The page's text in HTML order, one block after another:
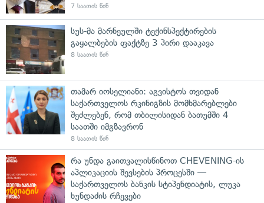
7 საათის წინ
სუს-მა მარნეულში ტექინსპექტირების
გაყალბების ფაქტზე 3 პირი დააკავა
8 საათის წინ
თამარ იოსელიანი: აგვისტოს თვიდან
საქართველოს რკინიგზის მომხმარებლები
შეძლებენ, რომ თბილისიდან ბათუმში 4
საათში იმგზავრონ
8 საათის წინ
რა უნდა გაითვალისწინოთ CHEVENING-ის
აპლიკაციის შევსების პროცესში —
საქართველოს ბანკის სტიპენდიატის, ლუკა
ხუნდაძის რჩევები